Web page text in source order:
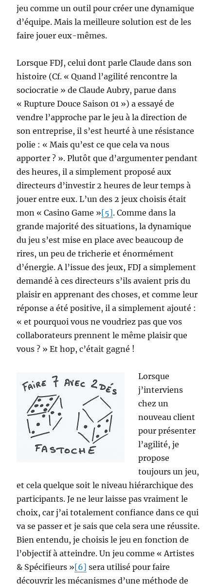
jeu comme un outil pour créer une dynamique
d’équipe. Mais la meilleure solution est de les
faire jouer eux-mêmes.
Lorsque FDJ, celui dont parle Claude dans son
histoire (Cf. « Quand l’agilité rencontre la
sociocratie » de Claude Aubry, parue dans
« Rupture Douce Saison 01 ») a essayé de
vendre l’approche par le jeu à la direction de
son entreprise, il s’est heurté à une résistance
polie : « Mais qu’est ce que cela va nous
apporter ? ». Plutôt que d’argumenter pendant
des heures, il a simplement proposé aux
directeurs d’investir 2 heures de leur temps à
jouer entre eux. L’un des 2 jeux choisis était
mon « Casino Game »[5]. Comme dans la
grande majorité des situations, la dynamique
du jeu s’est mise en place avec beaucoup de
rires, un peu de tricherie et énormément
d’énergie. A l’issue des jeux, FDJ a simplement
demandé à ces directeurs s’ils avaient pris du
plaisir en apprenant des choses, et comme leur
réponse a été positive, il a simplement ajouté :
« et pourquoi vous ne voudriez pas que vos
collaborateurs prennent le même plaisir que
vous ? » Et hop, c’était gagné !
Lorsque
j’interviens
chez un
nouveau client
pour présenter
l’agilité, je
propose
toujours un jeu,
et cela quelque soit le niveau hiérarchique des
participants. Je ne leur laisse pas vraiment le
choix, car j’ai totalement confiance dans ce qui
va se passer et je sais que cela sera une réussite.
Bien entendu, je choisis le jeu en fonction de
l’objectif à atteindre. Un jeu comme « Artistes
& Spécifieurs »[6] sera utilisé pour faire
découvrir les mécanismes d’une méthode de